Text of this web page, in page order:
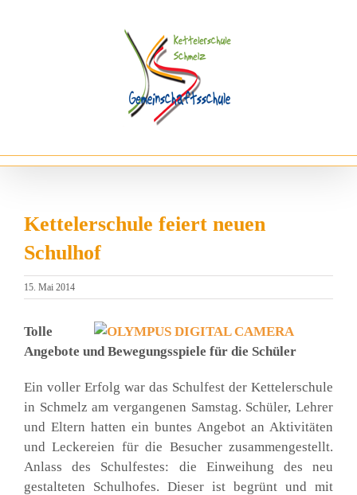
Kettelerschule feiert neuen
Schulhof
15. Mai 2014
Tol­le
Ange­bo­te und Bewe­gungs­spie­le für die Schü­ler
Ein vol­ler Erfolg war das Schul­fest der Ket­tel­er­schu­le
in Schmelz am ver­gan­ge­nen Sams­tag. Schü­ler, Leh­rer
und Eltern hat­ten ein bun­tes Ange­bot an Akti­vi­tä­ten
und Lecke­rei­en für die Besu­cher zusam­men­ge­stellt.
Anlass des Schul­fes­tes: die Ein­wei­hung des neu
gestal­te­ten Schul­ho­fes. Die­ser ist begrünt und mit